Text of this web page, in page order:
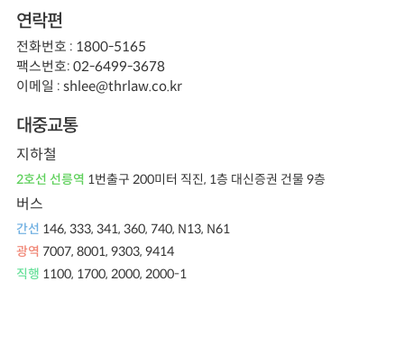
연락편
전화번호 : 1800-5165
팩스번호: 02-6499-3678
이메일 : shlee@thrlaw.co.kr
대중교통
지하철
2호선 선릉역 1번출구 200미터 직진, 1층 대신증권 건물 9층
버스
간선 146, 333, 341, 360, 740, N13, N61
광역 7007, 8001, 9303, 9414
직행 1100, 1700, 2000, 2000-1